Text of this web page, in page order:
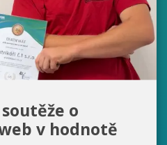
o
v hodnotě